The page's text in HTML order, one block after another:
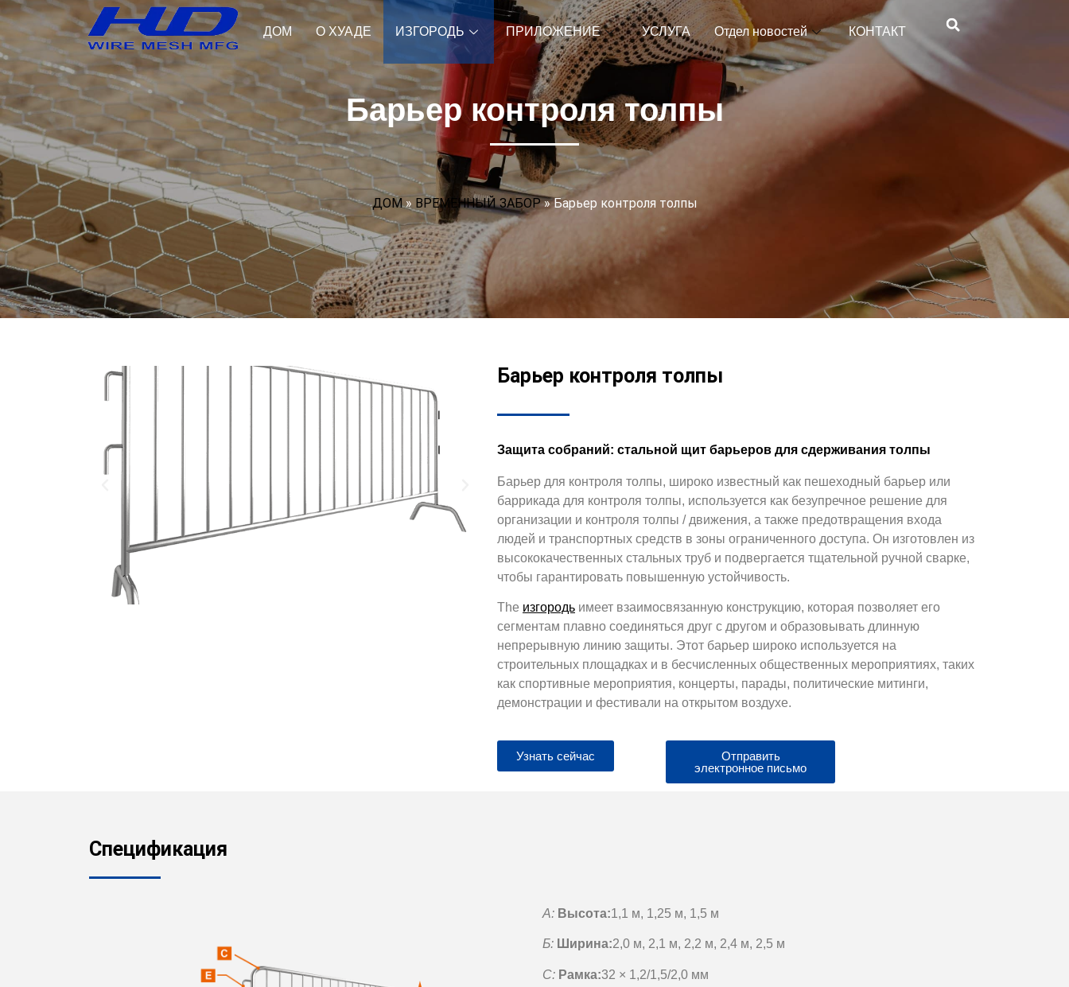
ДОМ О ХУАДЕ ИЗГОРОДЬ ПРИЛОЖЕНИЕ УСЛУГА Отдел новостей КОНТАКТ
Барьер контроля толпы
ДОМ» ВРЕМЕННЫЙ ЗАБОР»Барьер контроля толпы
Барьер контроля толпы
Защита собраний: стальной щит барьеров для сдерживания толпы
Барьер для контроля толпы, широко известный как пешеходный барьер или
баррикада для контроля толпы, используется как безупречное решение для
организации и контроля толпы / движения, а также предотвращения входа
людей и транспортных средств в зоны ограниченного доступа. Он изготовлен из
высококачественных стальных труб и подвергается тщательной ручной сварке,
чтобы гарантировать повышенную устойчивость.
The изгородь имеет взаимосвязанную конструкцию, которая позволяет его
сегментам плавно соединяться друг с другом и образовывать длинную
непрерывную линию защиты. Этот барьер широко используется на
строительных площадках и в бесчисленных общественных мероприятиях, таких
как спортивные мероприятия, концерты, парады, политические митинги,
демонстрации и фестивали на открытом воздухе.
Узнать сейчас
Отправить
электронное письмо
Спецификация
А: Высота:1,1 м, 1,25 м, 1,5 м
Б: Ширина:2,0 м, 2,1 м, 2,2 м, 2,4 м, 2,5 м
С: Рамка:32 × 1,2/1,5/2,0 мм